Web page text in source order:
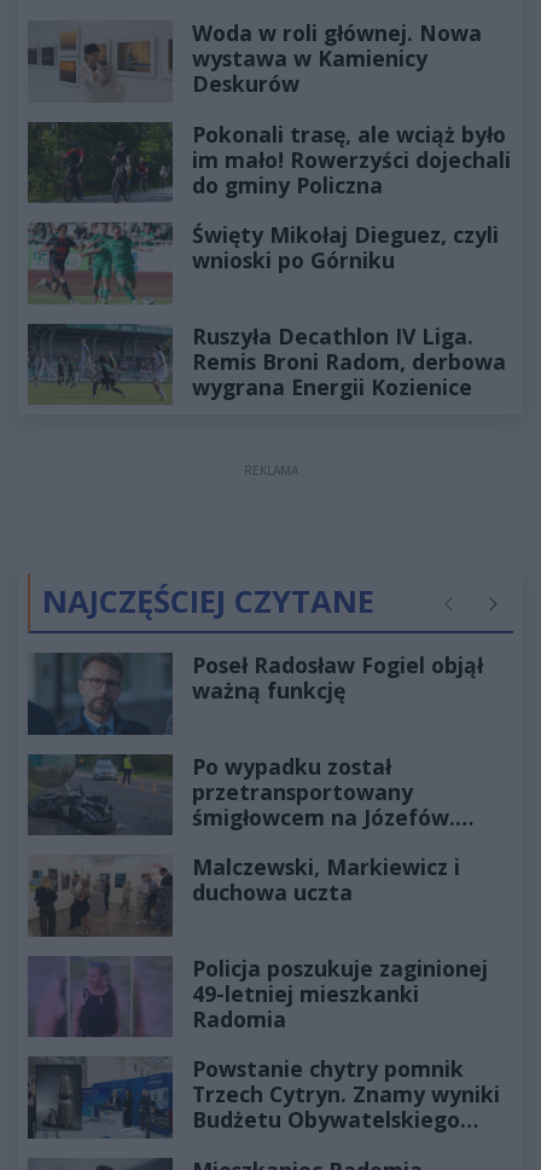
Woda w roli głównej. Nowa
wystawa w Kamienicy
Deskurów
Pokonali trasę, ale wciąż było
im mało! Rowerzyści dojechali
do gminy Policzna
Święty Mikołaj Dieguez, czyli
wnioski po Górniku
Ruszyła Decathlon IV Liga.
Remis Broni Radom, derbowa
wygrana Energii Kozienice
REKLAMA
NAJCZĘŚCIEJ CZYTANE Poprzednie
Poseł Radosław Fogiel objął
ważną funkcję
Po wypadku został
przetransportowany
śmigłowcem na Józefów.
Malczewski, Markiewicz i
duchowa uczta
Policja poszukuje zaginionej
49-letniej mieszkanki
Radomia
Powstanie chytry pomnik
Trzech Cytryn. Znamy wyniki
Budżetu Obywatelskiego